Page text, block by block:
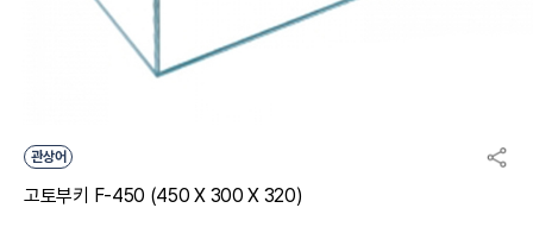
관상어
고토부키 F-450 (450 X 300 X 320)